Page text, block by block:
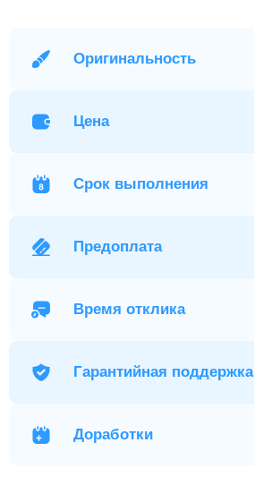
Оригинальность
Цена
Срок выполнения
Предоплата
Время отклика
Гарантийная поддержка
Доработки